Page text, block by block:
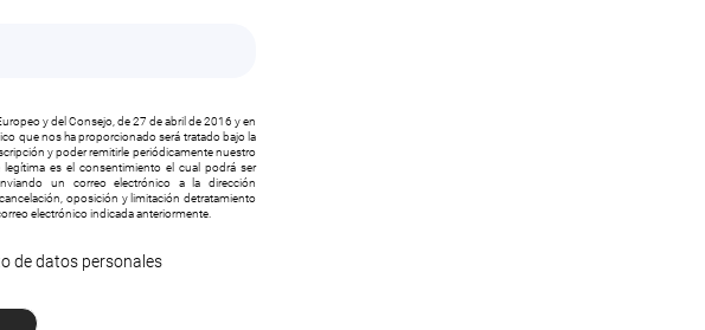
y del Consejo, de 27 de abril de 2016 y en
que nos ha proporcionado será tratado bajo la
y poder remitirle periódicamente nuestro
es el consentimiento el cual podrá ser
un correo electrónico a la dirección
oposición y limitación detratamiento
electrónico indicada anteriormente.
de datos personales